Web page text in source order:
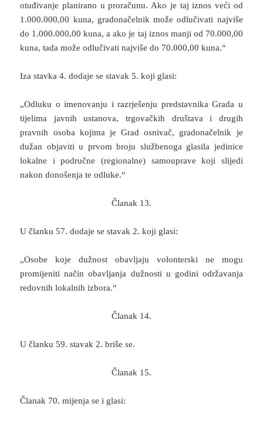
otuđivanje planirano u proračunu. Ako je taj iznos veći od
1.000.000,00 kuna, gradonačelnik može odlučivati najviše
do 1.000.000,00 kuna, a ako je taj iznos manji od 70.000,00
kuna, tada može odlučivati najviše do 70.000,00 kuna.“
Iza stavka 4. dodaje se stavak 5. koji glasi:
„Odluku o imenovanju i razrješenju predstavnika Grada u
tijelima javnih ustanova, trgovačkih društava i drugih
pravnih osoba kojima je Grad osnivač, gradonačelnik je
dužan objaviti u prvom broju službenoga glasila jedinice
lokalne i područne (regionalne) samouprave koji slijedi
nakon donošenja te odluke.“
Članak 13.
U članku 57. dodaje se stavak 2. koji glasi:
„Osobe koje dužnost obavljaju volonterski ne mogu
promijeniti način obavljanja dužnosti u godini održavanja
redovnih lokalnih izbora.“
Članak 14.
U članku 59. stavak 2. briše se.
Članak 15.
Članak 70. mijenja se i glasi: